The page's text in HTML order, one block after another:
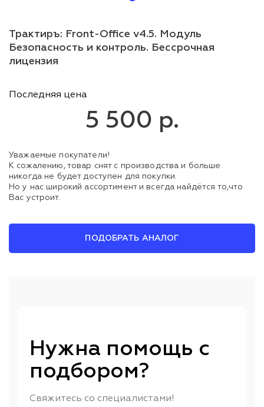
Трактиръ: Front-Office v4.5. Модуль
Безопасность и контроль. Бессрочная
лицензия
Последняя цена
5 500 р.
Уважаемые покупатели!
К сожалению, товар снят с производства и больше
никогда не будет доступен для покупки.
Но у нас широкий ассортимент и всегда найдётся то,что
Вас устроит.
ПОДОБРАТЬ АНАЛОГ
Нужна помощь с
подбором?
Свяжитесь со специалистами!